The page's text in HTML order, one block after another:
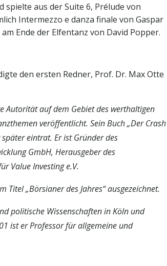
aus der Suite 6, Prélude von
Intermezzo e danza finale von Gaspar
Ende der Elfentanz von David Popper.
den ersten Redner, Prof. Dr. Max Otte
Autorität auf dem Gebiet des werthaltigen
veröffentlicht. Sein Buch „Der Crash
eintrat. Er ist Gründer des
GmbH, Herausgeber des
Value Investing e.V.
„Börsianer des Jahres“ ausgezeichnet.
politische Wissenschaften in Köln und
ist er Professor für allgemeine und